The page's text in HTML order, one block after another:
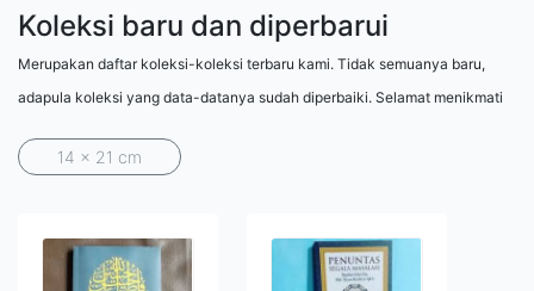
Koleksi baru dan diperbarui
Merupakan daftar koleksi-koleksi terbaru kami. Tidak semuanya baru,
adapula koleksi yang data-datanya sudah diperbaiki. Selamat menikmati
14 x 21 cm